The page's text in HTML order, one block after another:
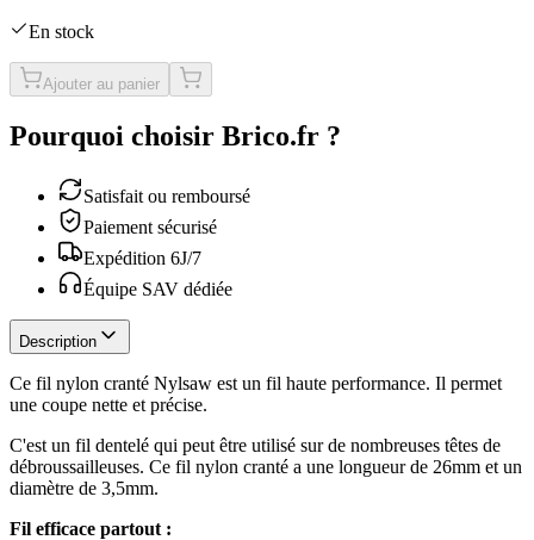
En stock
Ajouter au panier
Pourquoi choisir Brico.fr ?
Satisfait ou remboursé
Paiement sécurisé
Expédition 6J/7
Équipe SAV dédiée
Description
Ce fil nylon cranté Nylsaw est un fil haute performance. Il permet
une coupe nette et précise.
C'est un fil dentelé qui peut être utilisé sur de nombreuses têtes de
débroussailleuses. Ce fil nylon cranté a une longueur de 26mm et un
diamètre de 3,5mm.
Fil efficace partout :